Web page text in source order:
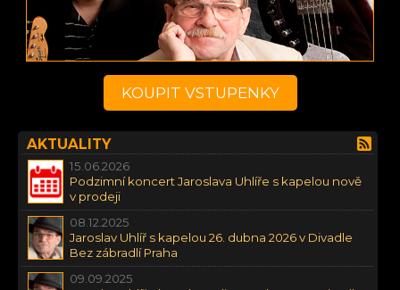
KOUPIT VSTUPENKY
AKTUALITY
15.06.2026
Podzimní koncert Jaroslava Uhlíře s kapelou nově
v prodeji
08.12.2025
Jaroslav Uhlíř s kapelou 26. dubna 2026 v Divadle
Bez zábradlí Praha
09.09.2025